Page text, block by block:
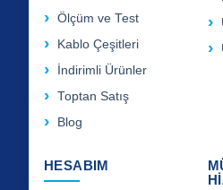
Ölçüm ve Test
Kablo Çeşitleri
İndirimli Ürünler
Toptan Satış
Blog
HESABIM